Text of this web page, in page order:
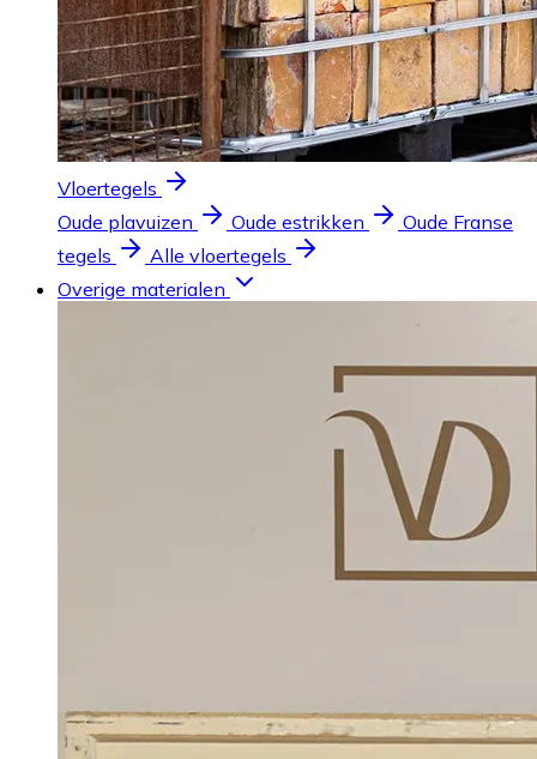
Vloertegels
Oude plavuizen
Oude estrikken
Oude Franse
tegels
Alle vloertegels
Overige materialen